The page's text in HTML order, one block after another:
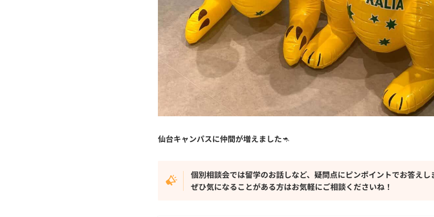
仙台キャンパスに仲間が増えました🦘
個別相談会では留学のお話しなど、疑問点にピンポイントでお答えし
ぜひ気になることがある方はお気軽にご相談くださいね！